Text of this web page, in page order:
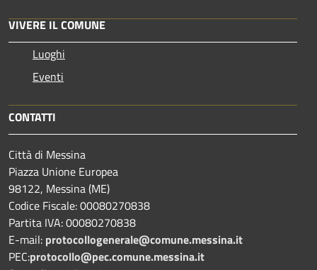
VIVERE IL COMUNE
Luoghi
Eventi
CONTATTI
Città di Messina
Piazza Unione Europea
98122, Messina (ME)
Codice Fiscale: 00080270838
Partita IVA: 00080270838
E-mail: protocollogenerale@comune.messina.it
PEC:protocollo@pec.comune.messina.it